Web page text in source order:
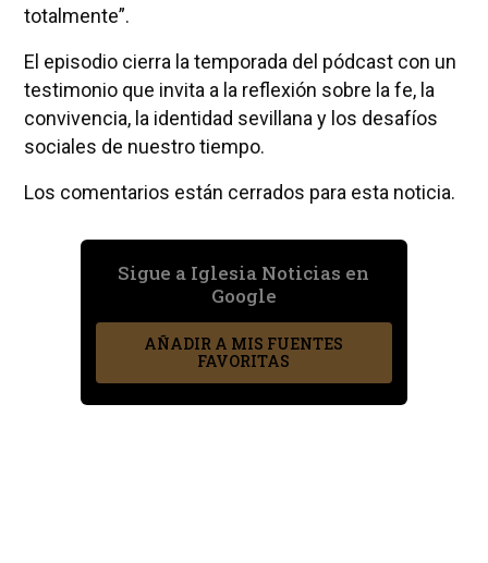
totalmente”.
El episodio cierra la temporada del pódcast con un
testimonio que invita a la reflexión sobre la fe, la
convivencia, la identidad sevillana y los desafíos
sociales de nuestro tiempo.
Los comentarios están cerrados para esta noticia.
Sigue a Iglesia Noticias en
Google
AÑADIR A MIS FUENTES
FAVORITAS